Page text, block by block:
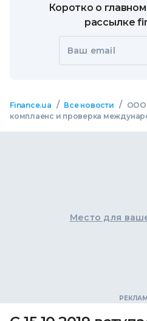
Коротко о
рассылке
Ваш email
Finance.ua / Все новости /
ООО
комплаенс и проверка
Место для